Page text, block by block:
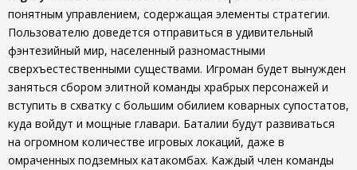
понятным управлением, содержащая элементы стратегии.
Пользователю доведется отправиться в удивительный
фэнтезийный мир, населенный разномастными
сверхъестественными существами. Игроман будет вынужден
заняться сбором элитной команды храбрых персонажей и
вступить в схватку с большим обилием коварных супостатов,
куда войдут и мощные главари. Баталии будут развиваться
на огромном количестве игровых локаций, даже в
омраченных подземных катакомбах. Каждый член команды